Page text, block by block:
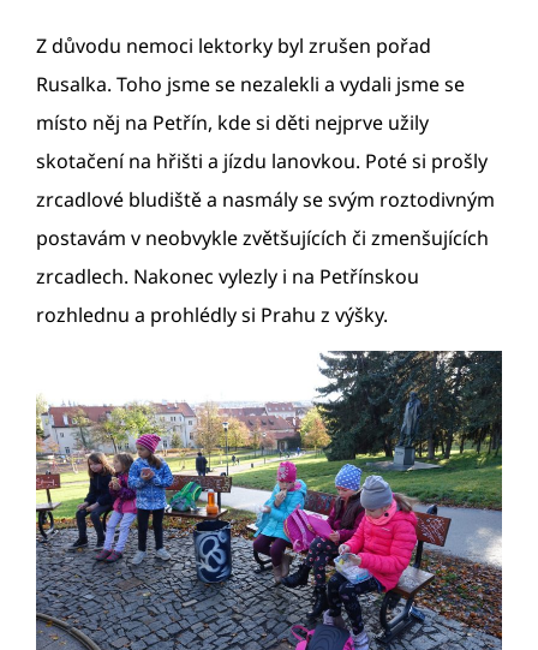
Z důvodu nemoci lektorky byl zrušen pořad
Rusalka. Toho jsme se nezalekli a vydali jsme se
místo něj na Petřín, kde si děti nejprve užily
skotačení na hřišti a jízdu lanovkou. Poté si prošly
zrcadlové bludiště a nasmály se svým roztodivným
postavám v neobvykle zvětšujících či zmenšujících
zrcadlech. Nakonec vylezly i na Petřínskou
rozhlednu a prohlédly si Prahu z výšky.